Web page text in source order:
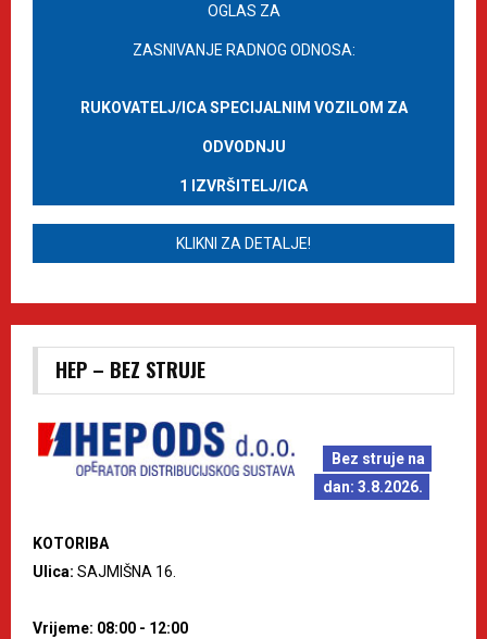
OGLAS ZA
ZASNIVANJE RADNOG ODNOSA:
RUKOVATELJ/ICA SPECIJALNIM VOZILOM ZA
ODVODNJU
1 IZVRŠITELJ/ICA
KLIKNI ZA DETALJE!
HEP – BEZ STRUJE
Bez struje na
dan: 3.8.2026.
KOTORIBA
Ulica: SAJMIŠNA 16.
Vrijeme: 08:00 - 12:00